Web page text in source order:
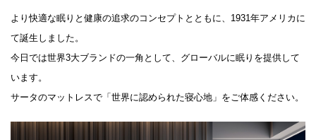
より快適な眠りと健康の追求のコンセプトとともに、1931年アメリカに
て誕生しました。
今日では世界3大ブランドの一角として、グローバルに眠りを提供して
います。
サータのマットレスで「世界に認められた寝心地」をご体感ください。